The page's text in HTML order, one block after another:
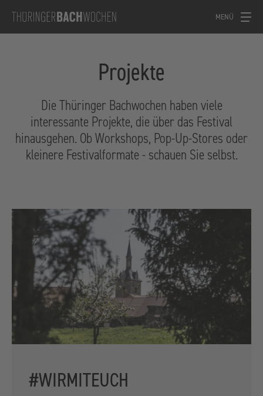
MENÜ
Projekte
Die Thüringer Bachwochen haben viele
interessante Projekte, die über das Festival
hinausgehen. Ob Workshops, Pop-Up-Stores oder
kleinere Festivalformate - schauen Sie selbst.
#WIRMITEUCH